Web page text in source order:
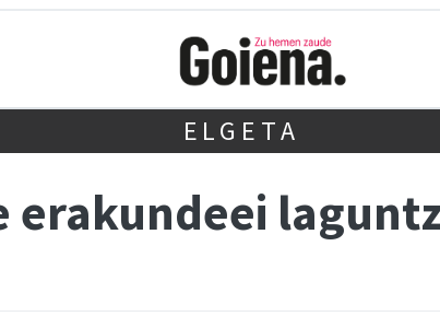
ELGETA
erakundeei